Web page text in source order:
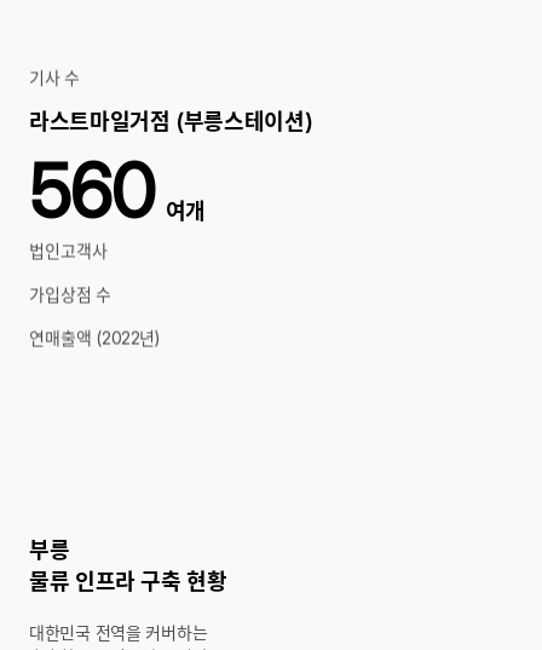
기사 수
라스트마일거점 (부릉스테이션)
560 여개
법인고객사
가입상점 수
연매출액 (2022년)
부릉
물류 인프라 구축 현황
대한민국 전역을 커버하는